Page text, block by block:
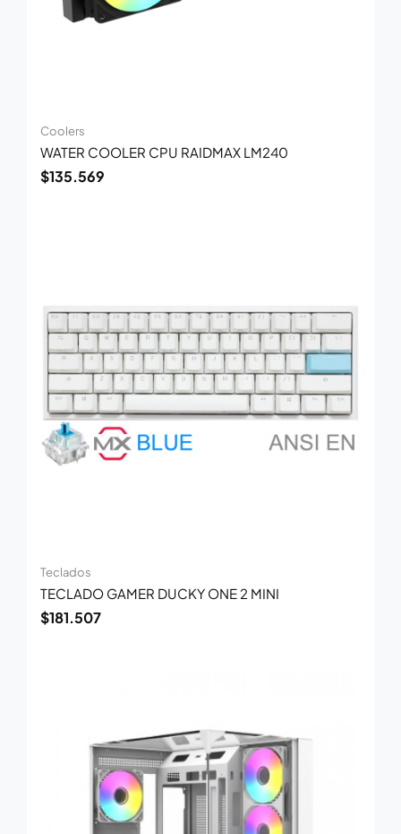
Coolers
WATER COOLER CPU RAIDMAX LM240
$135.569
Teclados
TECLADO GAMER DUCKY ONE 2 MINI
$181.507